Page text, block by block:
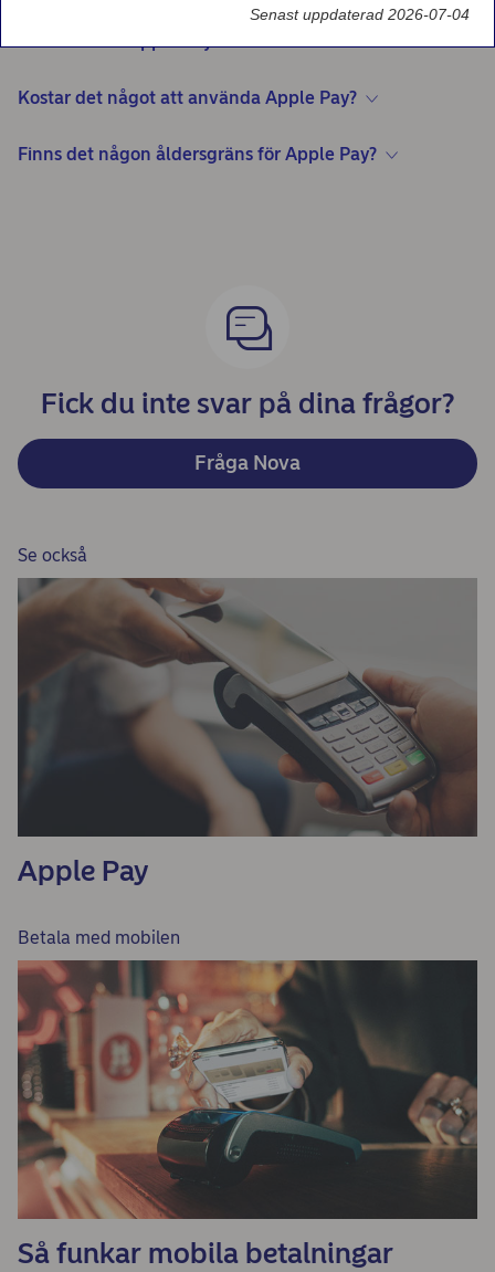
Hur säkert är Apple Pay?
Kostar det något att använda Apple Pay?
Finns det någon åldersgräns för Apple Pay?
Fick du inte svar på dina frågor?
Fråga Nova
Se också
Apple Pay
Betala med mobilen
Så funkar mobila betalningar
Senast uppdaterad 2026-07-04